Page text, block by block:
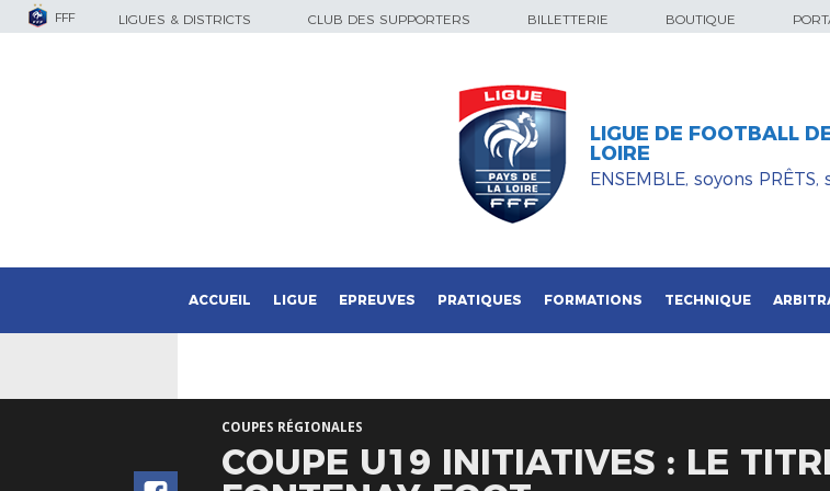
FFF LIGUES & DISTRICTS CLUB DES SUPPORTERS BILLETTERIE BOUTIQUE
LIGUE DE FOOTBALL
LOIRE
ENSEMBLE, soyons PRÊTS,
ACCUEIL LIGUE EPREUVES PRATIQUES FORMATIONS TECHNIQUE
COUPES RÉGIONALES
COUPE U19 INITIATIVES : LE